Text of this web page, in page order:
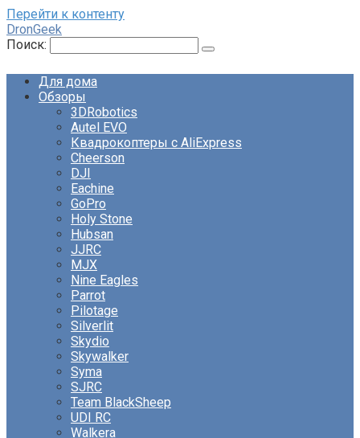
Перейти к контенту
DronGeek
Поиск:
Для дома
Обзоры
3DRobotics
Autel EVO
Квадрокоптеры с AliExpress
Cheerson
DJI
Eachine
GoPro
Holy Stone
Hubsan
JJRC
MJX
Nine Eagles
Parrot
Pilotage
Silverlit
Skydio
Skywalker
Syma
SJRC
Team BlackSheep
UDI RC
Walkera